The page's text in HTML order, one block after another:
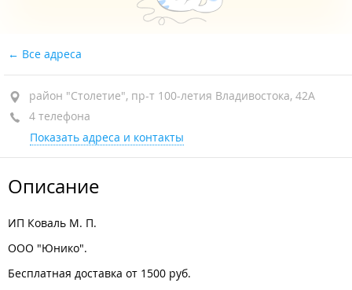
Все адреса
район "Столетие", пр-т 100-летия Владивостока, 42А
4 телефона
Показать адреса и контакты
Описание
ИП Коваль М. П.
ООО "Юнико".
Бесплатная доставка от 1500 руб.